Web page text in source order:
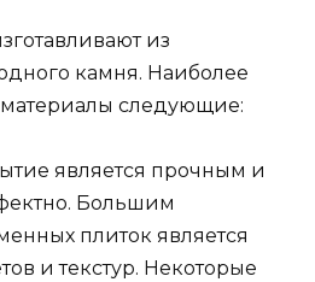
из
камня. Наиболее
следующие:
является прочным и
Большим
плиток является
и текстур. Некоторые